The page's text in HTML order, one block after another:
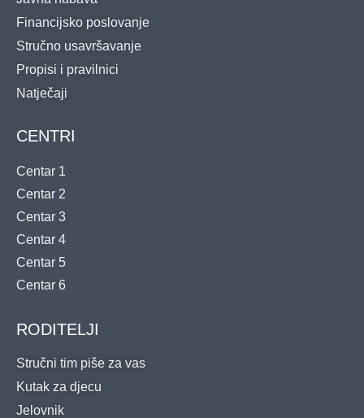
Financijsko poslovanje
Stručno usavršavanje
Propisi i pravilnici
Natječaji
CENTRI
Centar 1
Centar 2
Centar 3
Centar 4
Centar 5
Centar 6
RODITELJI
Stručni tim piše za vas
Kutak za djecu
Jelovnik